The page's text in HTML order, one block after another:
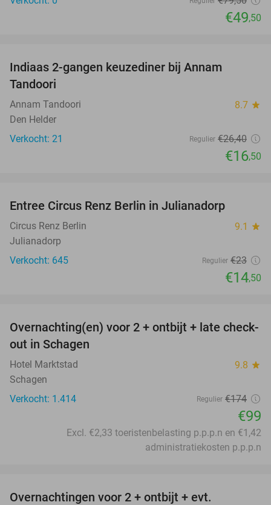
€49,50
Indiaas 2-gangen keuzediner bij Annam
Tandoori
Annam Tandoori 8.7 star
Den Helder
Verkocht: 21
Regulier €26,40
€16,50
Entree Circus Renz Berlin in Julianadorp
Circus Renz Berlin 9.1 star
Julianadorp
Verkocht: 645
Regulier €23
€14,50
43%
Overnachting(en) voor 2 + ontbijt + late check-
out in Schagen
Hotel Marktstad 9.8 star
Schagen
Verkocht: 1.414
Regulier €174
€99
Excl. €2,33 toeristenbelasting p.p.p.n en €1,42
administratiekosten p.p.p.n
Overnachtingen voor 2 + ontbijt + evt.